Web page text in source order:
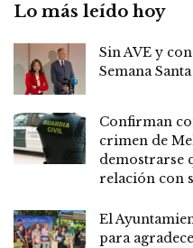
Lo más leído hoy
Sin AVE y
Semana
Confirman
crimen de
demostrarse
relación con
El
para